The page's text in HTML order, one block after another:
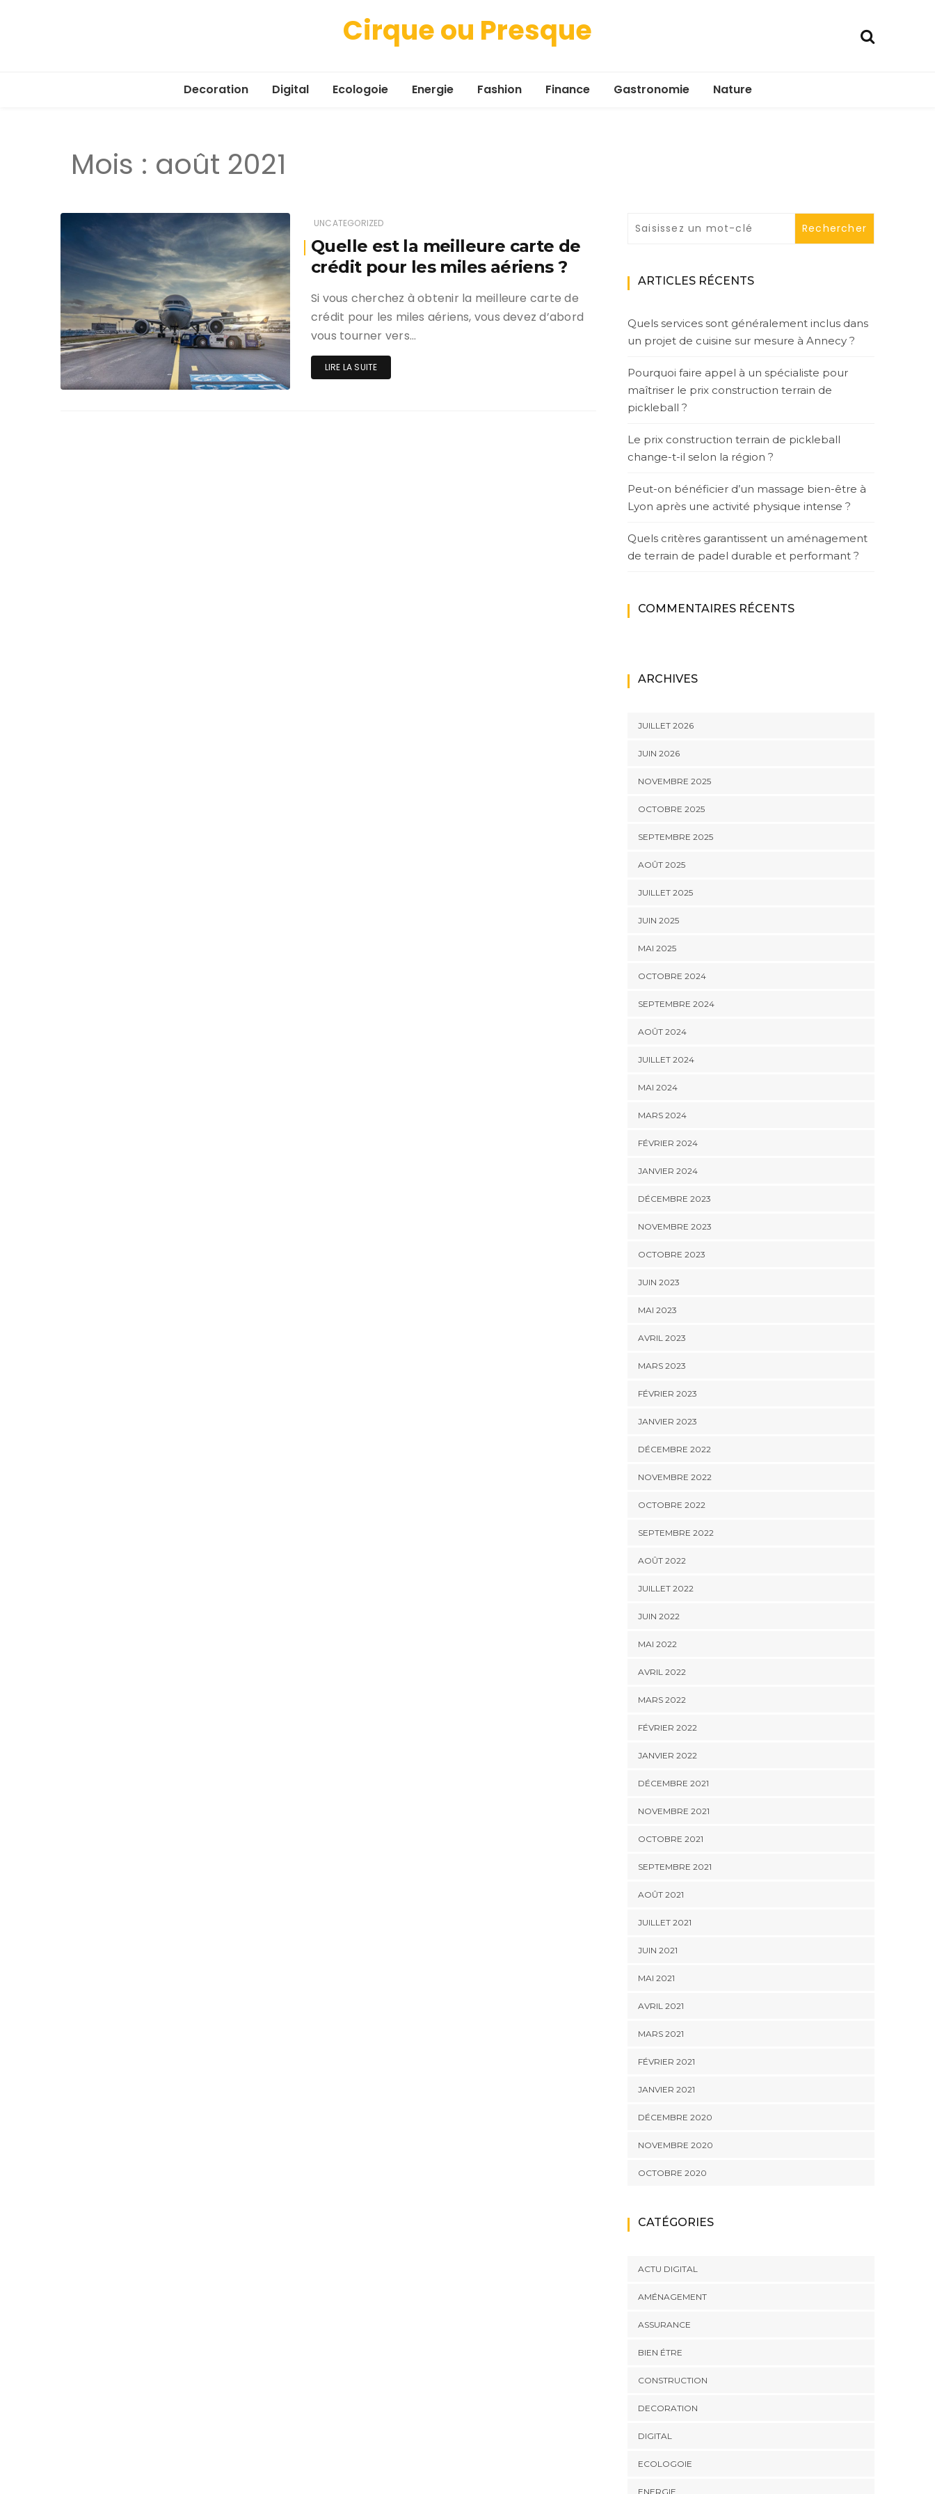
Cirque ou Presque
Decoration Digital Ecologoie Energie Fashion Finance Gastronomie Nature
Mois : août 2021
UNCATEGORIZED
Quelle est la meilleure carte de
crédit pour les miles aériens ?
Si vous cherchez à obtenir la meilleure carte de
crédit pour les miles aériens, vous devez d’abord
vous tourner vers…
LIRE LA SUITE
ARTICLES RÉCENTS
Quels services sont généralement inclus dans
un projet de cuisine sur mesure à Annecy ?
Pourquoi faire appel à un spécialiste pour
maîtriser le prix construction terrain de
pickleball ?
Le prix construction terrain de pickleball
change-t-il selon la région ?
Peut-on bénéficier d’un massage bien-être à
Lyon après une activité physique intense ?
Quels critères garantissent un aménagement
de terrain de padel durable et performant ?
COMMENTAIRES RÉCENTS
ARCHIVES
JUILLET 2026
JUIN 2026
NOVEMBRE 2025
OCTOBRE 2025
SEPTEMBRE 2025
AOÛT 2025
JUILLET 2025
JUIN 2025
MAI 2025
OCTOBRE 2024
SEPTEMBRE 2024
AOÛT 2024
JUILLET 2024
MAI 2024
MARS 2024
FÉVRIER 2024
JANVIER 2024
DÉCEMBRE 2023
NOVEMBRE 2023
OCTOBRE 2023
JUIN 2023
MAI 2023
AVRIL 2023
MARS 2023
FÉVRIER 2023
JANVIER 2023
DÉCEMBRE 2022
NOVEMBRE 2022
OCTOBRE 2022
SEPTEMBRE 2022
AOÛT 2022
JUILLET 2022
JUIN 2022
MAI 2022
AVRIL 2022
MARS 2022
FÉVRIER 2022
JANVIER 2022
DÉCEMBRE 2021
NOVEMBRE 2021
OCTOBRE 2021
SEPTEMBRE 2021
AOÛT 2021
JUILLET 2021
JUIN 2021
MAI 2021
AVRIL 2021
MARS 2021
FÉVRIER 2021
JANVIER 2021
DÉCEMBRE 2020
NOVEMBRE 2020
OCTOBRE 2020
CATÉGORIES
ACTU DIGITAL
AMÉNAGEMENT
ASSURANCE
BIEN ÉTRE
CONSTRUCTION
DECORATION
DIGITAL
ECOLOGOIE
ENERGIE